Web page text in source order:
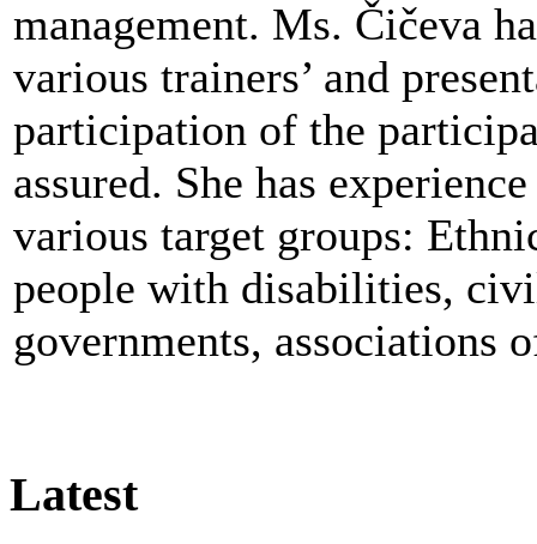
management. Ms. Čičeva
various trainers’ and
participation of the
assured. She has
various target groups:
people with disabilities,
governments, associations
Latest